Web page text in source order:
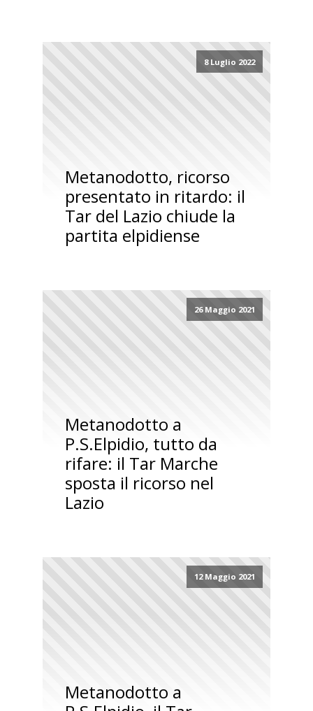
8 Luglio 2022
Metanodotto, ricorso
presentato in ritardo: il
Tar del Lazio chiude la
partita elpidiense
26 Maggio 2021
Metanodotto a
P.S.Elpidio, tutto da
rifare: il Tar Marche
sposta il ricorso nel
Lazio
12 Maggio 2021
Metanodotto a